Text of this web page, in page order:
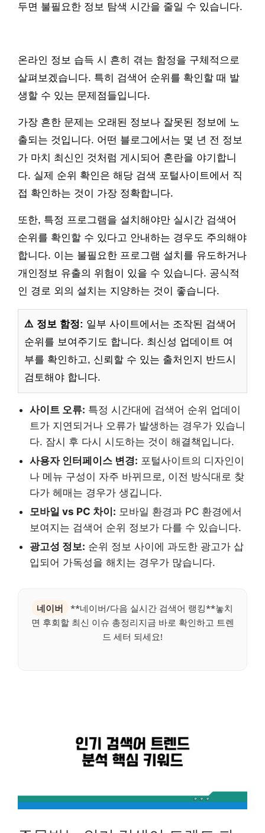
두면 불필요한 정보 탐색 시간을 줄일 수 있습니다.
온라인 정보 습득 시 흔히 겪는 함정을 구체적으로
살펴보겠습니다. 특히 검색어 순위를 확인할 때 발
생할 수 있는 문제점들입니다.
가장 흔한 문제는 오래된 정보나 잘못된 정보에 노
출되는 것입니다. 어떤 블로그에서는 몇 년 전 정보
가 마치 최신인 것처럼 게시되어 혼란을 야기합니
다. 실제 순위 확인은 해당 검색 포털사이트에서 직
접 확인하는 것이 가장 정확합니다.
또한, 특정 프로그램을 설치해야만 실시간 검색어
순위를 확인할 수 있다고 안내하는 경우도 주의해야
합니다. 이는 불필요한 프로그램 설치를 유도하거나
개인정보 유출의 위험이 있을 수 있습니다. 공식적
인 경로 외의 설치는 지양하는 것이 좋습니다.
⚠️ 정보 함정: 일부 사이트에서는 조작된 검색어
순위를 보여주기도 합니다. 최신성 업데이트 여
부를 확인하고, 신뢰할 수 있는 출처인지 반드시
검토해야 합니다.
사이트 오류: 특정 시간대에 검색어 순위 업데이
트가 지연되거나 오류가 발생하는 경우가 있습니
다. 잠시 후 다시 시도하는 것이 해결책입니다.
사용자 인터페이스 변경: 포털사이트의 디자인이
나 메뉴 구성이 자주 바뀌므로, 이전 방식대로 찾
다가 헤매는 경우가 생깁니다.
모바일 vs PC 차이: 모바일 환경과 PC 환경에서
보여지는 검색어 순위 정보가 다를 수 있습니다.
광고성 정보: 순위 정보 사이에 과도한 광고가 삽
입되어 가독성을 해치는 경우가 많습니다.
네이버
**네이버/다음 실시간 검색어 랭킹**놓치
면 후회할 최신 이슈 총정리지금 바로 확인하고 트렌
드 세터 되세요!